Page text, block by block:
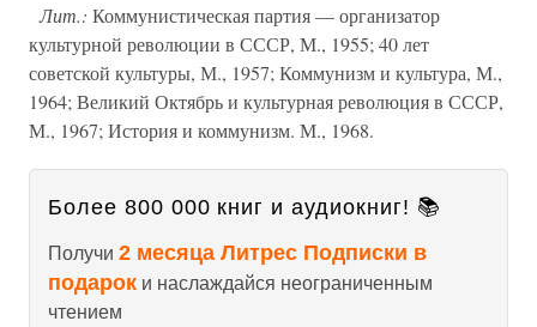
Лит.: Коммунистическая партия — организатор
культурной революции в СССР, М., 1955; 40 лет
советской культуры, М., 1957; Коммунизм и культура, М.,
1964; Великий Октябрь и культурная революция в СССР,
М., 1967; История и коммунизм. М., 1968.
Более 800 000 книг и аудиокниг! 📚
Получи 2 месяца Литрес Подписки в
подарок и наслаждайся неограниченным
чтением